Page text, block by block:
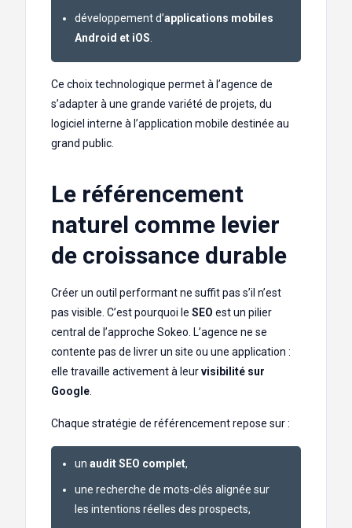
développement d’applications mobiles
Android et iOS.
Ce choix technologique permet à l’agence de
s’adapter à une grande variété de projets, du
logiciel interne à l’application mobile destinée au
grand public.
Le référencement
naturel comme levier
de croissance durable
Créer un outil performant ne suffit pas s’il n’est
pas visible. C’est pourquoi le SEO est un pilier
central de l’approche Sokeo. L’agence ne se
contente pas de livrer un site ou une application :
elle travaille activement à leurvisibilité sur
Google.
Chaque stratégie de référencement repose sur :
un audit SEO complet,
une recherche de mots-clés alignée sur
les intentions réelles des prospects,